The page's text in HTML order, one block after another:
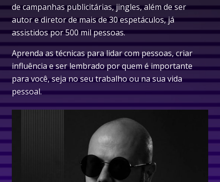
de campanhas publicitárias, jingles, além de ser
autor e diretor de mais de 30 espetáculos, já
assistidos por 500 mil pessoas.
Aprenda as técnicas para lidar com pessoas, criar
influência e ser lembrado por quem é importante
para você, seja no seu trabalho ou na sua vida
pessoal.